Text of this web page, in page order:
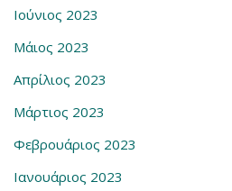
Ιούνιος 2023
Μάιος 2023
Απρίλιος 2023
Μάρτιος 2023
Φεβρουάριος 2023
Ιανουάριος 2023